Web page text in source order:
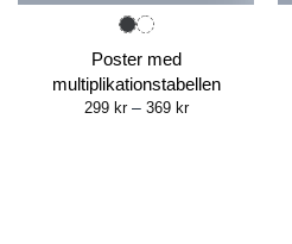
Poster med
multiplikationstabellen
299 kr – 369 krPrice